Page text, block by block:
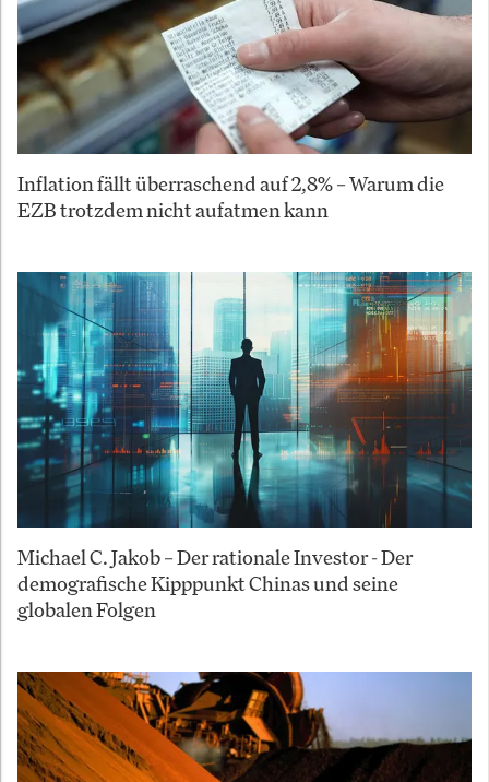
Inflation fällt überraschend auf 2,8% – Warum die
EZB trotzdem nicht aufatmen kann
Michael C. Jakob – Der rationale Investor - Der
demografische Kipppunkt Chinas und seine
globalen Folgen